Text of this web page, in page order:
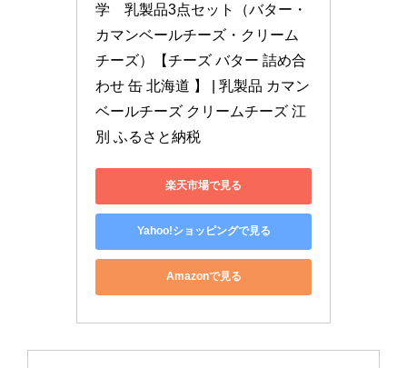
学　乳製品3点セット（バター・
カマンベールチーズ・クリーム
チーズ）【チーズ バター 詰め合
わせ 缶 北海道 】 | 乳製品 カマン
ベールチーズ クリームチーズ 江
別 ふるさと納税
楽天市場で見る
Yahoo!ショッピングで見る
Amazonで見る